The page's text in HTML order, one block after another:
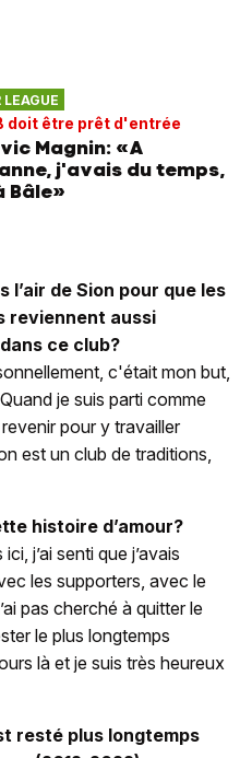
LEAGUE
doit être prêt d'entrée
Magnin: «A
j'avais du temps,
Bâle»
de Sion pour que les
reviennent aussi
ce club?
c'était mon but,
je suis parti comme
pour y travailler
est un club de traditions,
histoire d’amour?
j’ai senti que j’avais
les supporters, avec le
pas cherché à quitter le
le plus longtemps
là et je suis très heureux
resté plus longtemps